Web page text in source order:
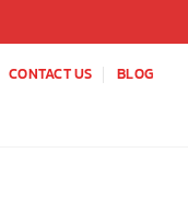
CONTACT US BLOG